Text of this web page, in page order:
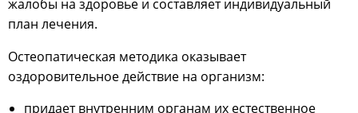
жалобы на здоровье и составляет индивидуальный
план лечения.
Остеопатическая методика оказывает
оздоровительное действие на организм:
придает внутренним органам их естественное